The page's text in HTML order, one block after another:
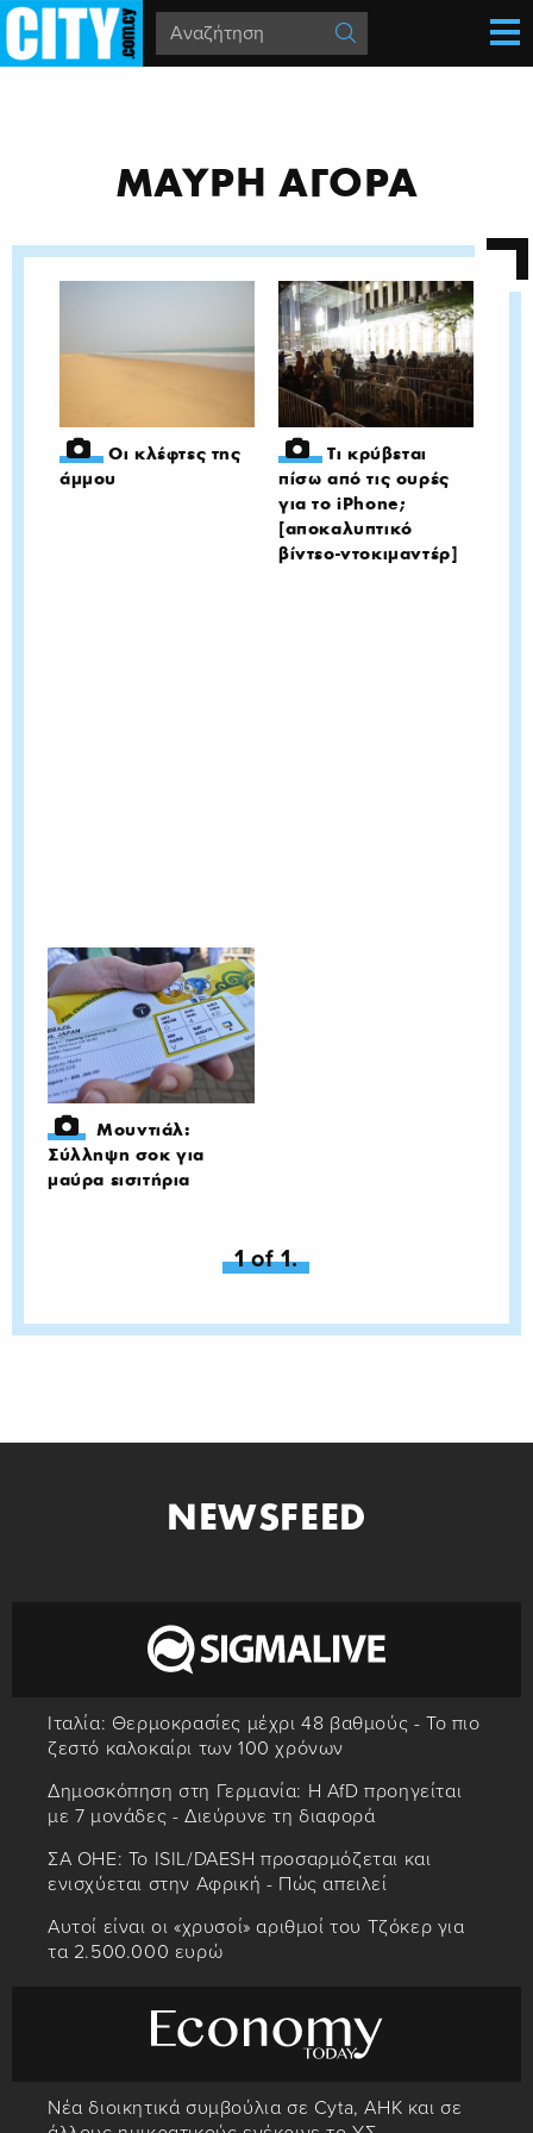
ΜΑΥΡΗ ΑΓΟΡΑ
Οι κλέφτες της
άμμου
Τι κρύβεται
πίσω από τις ουρές
για το iPhone;
[αποκαλυπτικό
βίντεο-ντοκιμαντέρ]
Μουντιάλ:
Σύλληψη σοκ για
μαύρα εισιτήρια
You're on page
1 of 1.
NEWSFEED
Ιταλία: Θερμοκρασίες μέχρι 48 βαθμούς - Το πιο
ζεστό καλοκαίρι των 100 χρόνων
Δημοσκόπηση στη Γερμανία: Η AfD προηγείται
με 7 μονάδες - Διεύρυνε τη διαφορά
ΣΑ ΟΗΕ: Το ISIL/DAESH προσαρμόζεται και
ενισχύεται στην Αφρική - Πώς απειλεί
Αυτοί είναι οι «χρυσοί» αριθμοί του Τζόκερ για
τα 2.500.000 ευρώ
Νέα διοικητικά συμβούλια σε Cyta, AHK και σε